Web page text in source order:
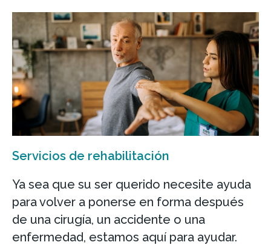
Servicios de rehabilitación
Ya sea que su ser querido necesite ayuda
para volver a ponerse en forma después
de una cirugía, un accidente o una
enfermedad, estamos aquí para ayudar.